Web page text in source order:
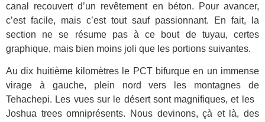
canal recouvert d’un revêtement en béton. Pour avancer,
c’est facile, mais c’est tout sauf passionnant. En fait, la
section ne se résume pas à ce bout de tuyau, certes
graphique, mais bien moins joli que les portions suivantes.
Au dix huitième kilomètres le PCT bifurque en un immense
virage à gauche, plein nord vers les montagnes de
Tehachepi. Les vues sur le désert sont magnifiques, et les
Joshua trees omniprésents. Nous devinons, çà et là, des